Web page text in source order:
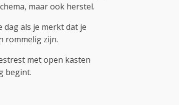
maar ook herstel.
dag als je merkt dat je
rommelig zijn.
met open kasten
begint.